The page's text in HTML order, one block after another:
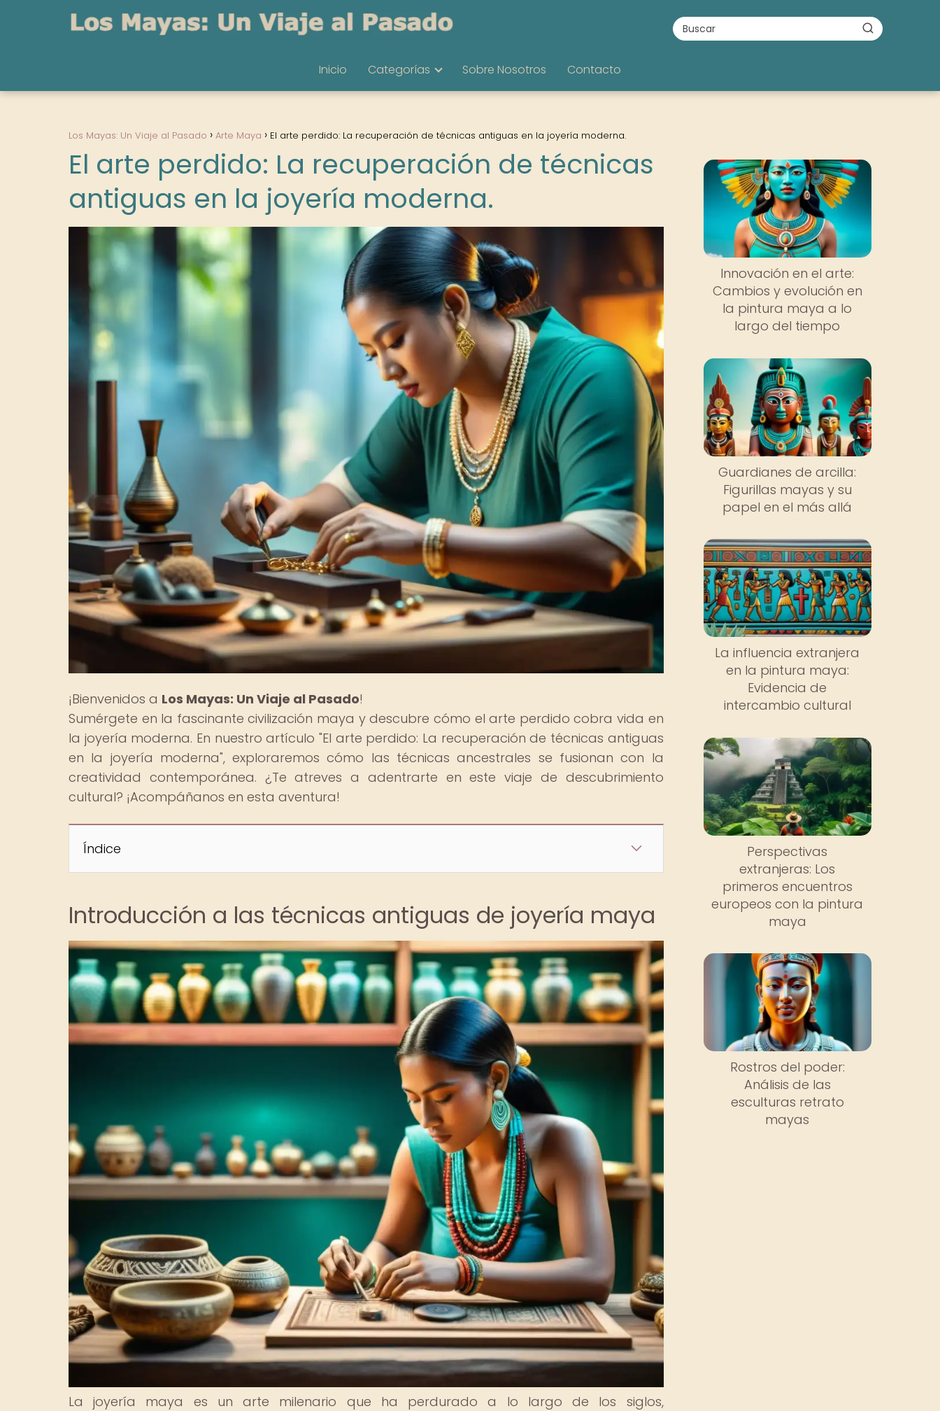
Inicio Categorías Sobre Nosotros Contacto
Los Mayas: Un Viaje al Pasado Arte Maya El arte perdido: La recuperación de técnicas antiguas en la joyería moderna.
El arte perdido: La recuperación de técnicas
antiguas en la joyería moderna.
¡Bienvenidos a Los Mayas: Un Viaje al Pasado!
Sumérgete en la fascinante civilización maya y descubre cómo el arte perdido cobra vida en
la joyería moderna. En nuestro artículo "El arte perdido: La recuperación de técnicas antiguas
en la joyería moderna", exploraremos cómo las técnicas ancestrales se fusionan con la
creatividad contemporánea. ¿Te atreves a adentrarte en este viaje de descubrimiento
cultural? ¡Acompáñanos en esta aventura!
Índice
Introducción a las técnicas antiguas de joyería maya
La joyería maya es un arte milenario que ha perdurado a lo largo de los siglos,
Innovación en el arte:
Cambios y evolución en
la pintura maya a lo
largo del tiempo
Guardianes de arcilla:
Figurillas mayas y su
papel en el más allá
La influencia extranjera
en la pintura maya:
Evidencia de
intercambio cultural
Perspectivas
extranjeras: Los
primeros encuentros
europeos con la pintura
maya
Rostros del poder:
Análisis de las
esculturas retrato
mayas